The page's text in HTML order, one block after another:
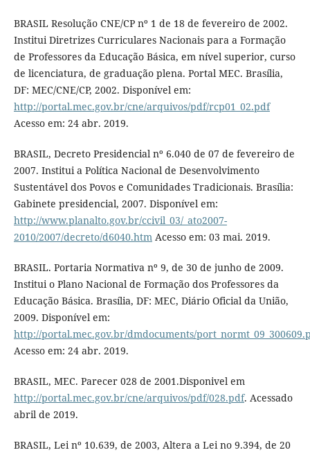
BRASIL Resolução CNE/CP nº 1 de 18 de fevereiro de 2002.
Institui Diretrizes Curriculares Nacionais para a Formação
de Professores da Educação Básica, em nível superior, curso
de licenciatura, de graduação plena. Portal MEC. Brasília,
DF: MEC/CNE/CP, 2002. Disponível em:
http://portal.mec.gov.br/cne/arquivos/pdf/rcp01_02.pdf
Acesso em: 24 abr. 2019.
BRASIL, Decreto Presidencial nº 6.040 de 07 de fevereiro de
2007. Institui a Política Nacional de Desenvolvimento
Sustentável dos Povos e Comunidades Tradicionais. Brasília:
Gabinete presidencial, 2007. Disponível em:
http://www.planalto.gov.br/ccivil_03/_ato2007-
2010/2007/decreto/d6040.htmAcesso em: 03 mai. 2019.
BRASIL. Portaria Normativa nº 9, de 30 de junho de 2009.
Institui o Plano Nacional de Formação dos Professores da
Educação Básica. Brasília, DF: MEC, Diário Oficial da União,
2009. Disponível em:
http://portal.mec.gov.br/dmdocuments/
Acesso em: 24 abr. 2019.
BRASIL, MEC. Parecer 028 de 2001.Disponivel em
http://portal.mec.gov.br/cne/arquivos/pdf/028.pdf. Acessado
abril de 2019.
BRASIL, Lei nº 10.639, de 2003, Altera a Lei no 9.394, de 20